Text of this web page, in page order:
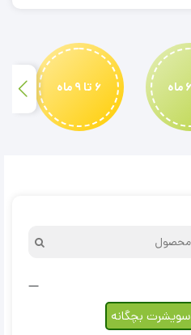
6
6 تا 9 ماه
سویشرت بچگانه